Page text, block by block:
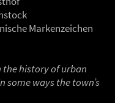
Markenzeichen
the history of urban
some ways the town’s